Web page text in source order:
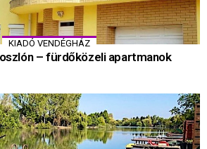
KIADÓ VENDÉGHÁZ
– fürdőközeli apartmanok